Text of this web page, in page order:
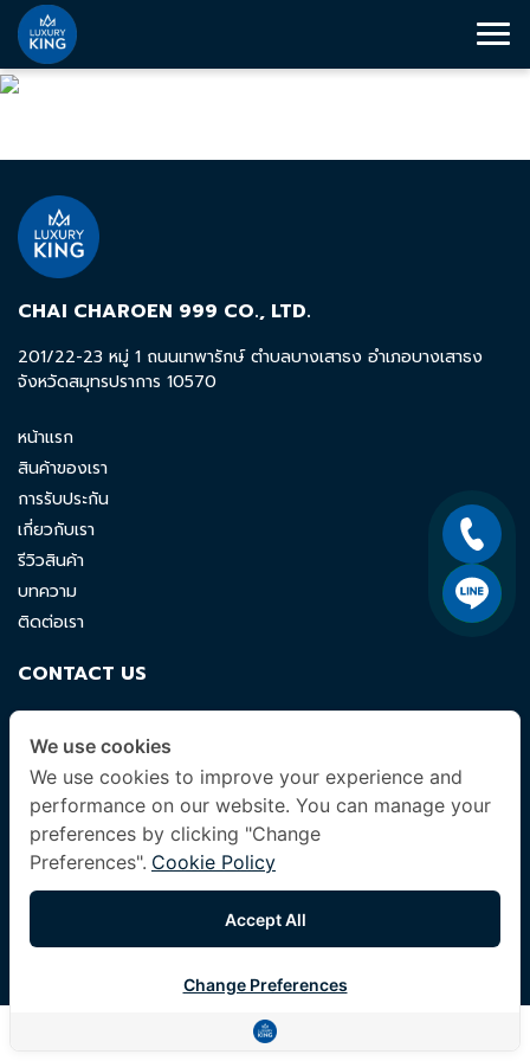
CHAI CHAROEN 999 CO., LTD.
201/22-23 หมู่ 1 ถนนเทพารักษ์ ตำบลบางเสาธง อำเภอบางเสาธง
จังหวัดสมุทรปราการ 10570
หน้าแรก
สินค้าของเรา
การรับประกัน
เกี่ยวกับเรา
รีวิวสินค้า
บทความ
ติดต่อเรา
CONTACT US
082 419 9871
FOLLOW US
© 2024 Company All Rights Reserved. | Terms & Conditions
We use cookies
We use cookies to improve your experience and
performance on our website. You can manage your
preferences by clicking "Change
Preferences". Cookie Policy
Accept All
Change Preferences